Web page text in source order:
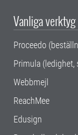
Vanliga verktyg
Proceedo
Primula (ledighet,
Webbmejl
ReachMee
Edusign